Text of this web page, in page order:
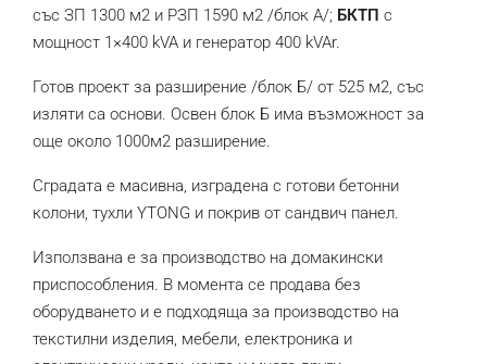
със ЗП 1300 м2 и РЗП 1590 м2 /блок А/; БКТП с
мощност 1×400 kVA и генератор 400 kVAr.
Готов проект за разширение /блок Б/ от 525 м2, със
изляти са основи. Освен блок Б има възможност за
още около 1000м2 разширение.
Сградата е масивна, изградена с готови бетонни
колони, тухли YTONG и покрив от сандвич панел.
Използвана е за производство на домакински
приспособления. В момента се продава без
оборудването и е подходяща за производство на
текстилни изделия, мебели, електроника и